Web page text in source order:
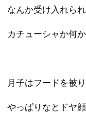
なんか受け入れられ
カチューシャか何
月子はフードを被
やっぱりなとドヤ